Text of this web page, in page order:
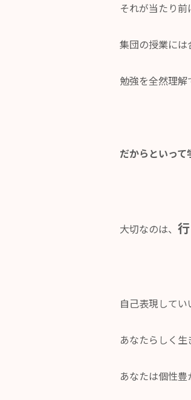
それが当たり前
集団の授業には
勉強を全然理解
だからといって
大切なのは、
自己表現してい
あなたらしく生
あなたは個性豊